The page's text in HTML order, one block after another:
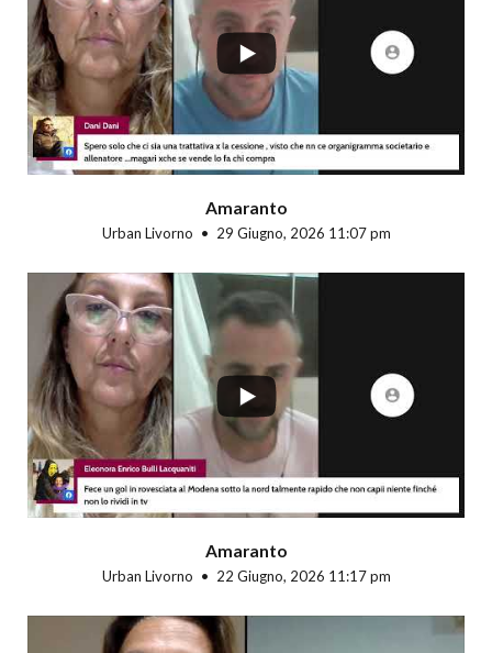
Amaranto
Urban Livorno 29 Giugno, 2026 11:07 pm
Amaranto
Urban Livorno 22 Giugno, 2026 11:17 pm